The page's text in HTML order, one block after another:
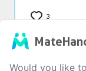
3
Would you like